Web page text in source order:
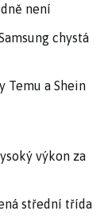
není
chystá
Temu a Shein
výkon za
střední třída